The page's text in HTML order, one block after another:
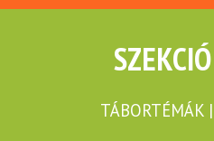
TÁBORTÉMÁK